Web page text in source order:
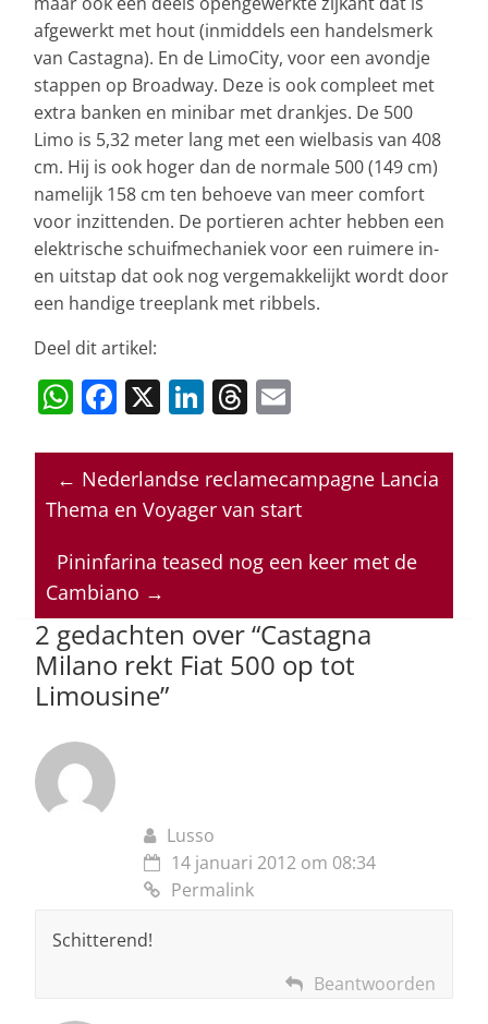
afgewerkt met hout (inmiddels een handelsmerk
van Castagna). En de LimoCity, voor een avondje
stappen op Broadway. Deze is ook compleet met
extra banken en minibar met drankjes. De 500
Limo is 5,32 meter lang met een wielbasis van 408
cm. Hij is ook hoger dan de normale 500 (149 cm)
namelijk 158 cm ten behoeve van meer comfort
voor inzittenden. De portieren achter hebben een
elektrische schuifmechaniek voor een ruimere in-
en uitstap dat ook nog vergemakkelijkt wordt door
een handige treeplank met ribbels.
Deel dit artikel:
W
at
s
p
p
F
c
e
o
o
k
X Li
k
e
n
T
re
a
s
ai
l
← Nederlandse reclamecampagne Lancia
Thema en Voyager van start
Pininfarina teased nog een keer met de
Cambiano →
2 gedachten over “Castagna
Milano rekt Fiat 500 op tot
Limousine”
Lusso
14 januari 2012 om 08:34
Permalink
Schitterend!
Beantwoorden